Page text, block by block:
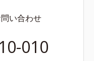
い合わせ
010